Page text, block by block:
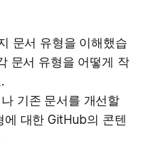
문서 유형을 이해했습
문서 유형을 어떻게 작
기존 문서를 개선할
에 대한 GitHub의 콘텐